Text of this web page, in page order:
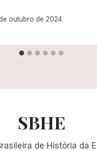
outubro de 2024
SBHE
de História da